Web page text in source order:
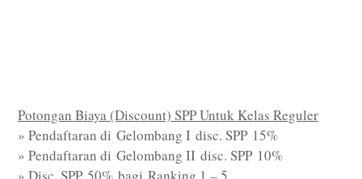
Potongan Biaya (Discount) SPP Untuk Kelas Reguler
» Pendaftaran di Gelombang I disc. SPP 15%
» Pendaftaran di Gelombang II disc. SPP 10%
» Disc. SPP 50% bagi Ranking 1 – 5